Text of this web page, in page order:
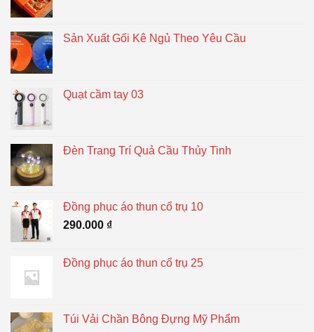
Sản Xuất Gối Kê Ngủ Theo Yêu Cầu
Quạt cầm tay 03
Đèn Trang Trí Quả Cầu Thủy Tinh
Đồng phục áo thun cổ trụ 10
290.000 ₫
Đồng phục áo thun cổ trụ 25
Túi Vải Chần Bông Đựng Mỹ Phẩm